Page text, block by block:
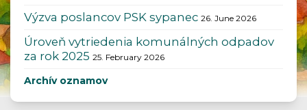
Výzva poslancov PSK sypanec 26. June 2026
Úroveň vytriedenia komunálných odpadov
za rok 2025 25. February 2026
Archív oznamov